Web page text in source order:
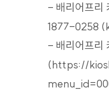
- 배리어프리
1877-0258
- 배리어프리
(https://